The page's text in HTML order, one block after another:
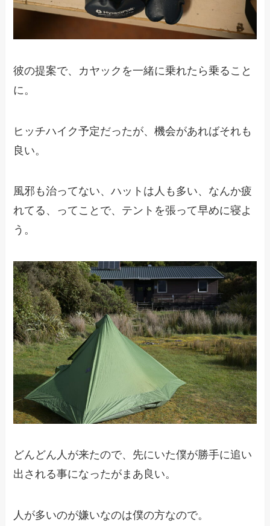
彼の提案で、カヤックを一緒に乗れたら乗ること
に。
ヒッチハイク予定だったが、機会があればそれも
良い。
風邪も治ってない、ハットは人も多い、なんか疲
れてる、ってことで、テントを張って早めに寝よ
う。
どんどん人が来たので、先にいた僕が勝手に追い
出される事になったがまあ良い。
人が多いのが嫌いなのは僕の方なので。